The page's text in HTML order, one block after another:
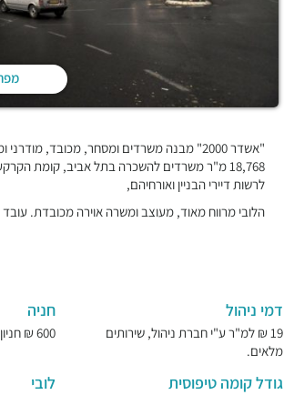
18,768 מ"ר משרדים להשכרה בתל אביב, קומת
לרשות דיירי הבניין ואורחיהם,
הלובי מרווח מאוד, מעוצב ומשרה אוירה מכובדת.
דמי ניהול
19 ₪ למ"ר ע"י חברת ניהול, שירותים
מלאים.
חניה
600 ₪ חניון תת קרקעי ומאובטח.
גודל קומה טיפוסית לובי